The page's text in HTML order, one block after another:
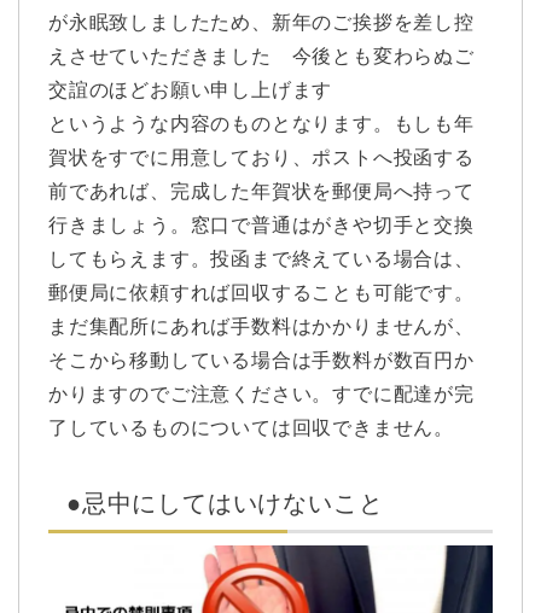
が永眠致しましたため、新年のご挨拶を差し控
えさせていただきました 今後とも変わらぬご
交誼のほどお願い申し上げます
というような内容のものとなります。もしも年
賀状をすでに用意しており、ポストへ投函する
前であれば、完成した年賀状を郵便局へ持って
行きましょう。窓口で普通はがきや切手と交換
してもらえます。投函まで終えている場合は、
郵便局に依頼すれば回収することも可能です。
まだ集配所にあれば手数料はかかりませんが、
そこから移動している場合は手数料が数百円か
かりますのでご注意ください。すでに配達が完
了しているものについては回収できません。
●忌中にしてはいけないこと